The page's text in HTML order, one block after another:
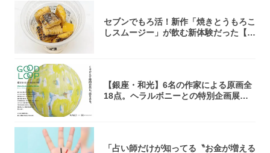
セブンでもろ活！新作「焼きとうもろこ
しスムージー」が飲む新体験だった【東
【銀座・和光】6名の作家による原画全
18点。ヘラルボニーとの特別企画展「G
「占い師だけが知ってる〝お金が増える